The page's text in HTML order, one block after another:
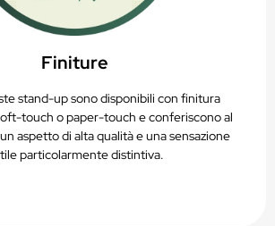
Finiture
stand-up sono disponibili con finitura
touch o paper-touch e conferiscono al
aspetto di alta qualità e una sensazione
particolarmente distintiva.